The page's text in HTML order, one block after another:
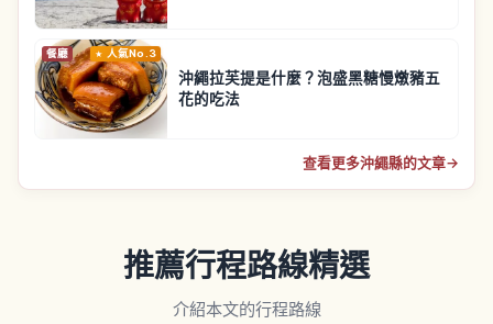
餐廳 人氣No.3
沖繩拉芙提是什麼？泡盛黑糖慢燉豬五
花的吃法
查看更多沖繩縣的文章→
推薦行程路線精選
介紹本文的行程路線